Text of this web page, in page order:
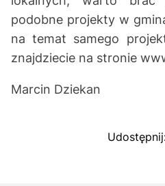
podobne projekty w
na temat samego
znajdziecie na stronie
Marcin Dziekan